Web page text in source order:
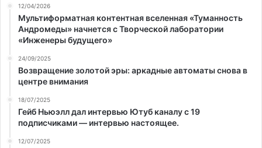
12/04/2026
Мультиформатная контентная вселенная «Туманность
Андромеды» начнется с Творческой лаборатории
«Инженеры будущего»
24/09/2025
Возвращение золотой эры: аркадные автоматы снова в
центре внимания
18/07/2025
Гейб Ньюэлл дал интервью Ютуб каналу с 19
подписчиками — интервью настоящее.
12/07/2025